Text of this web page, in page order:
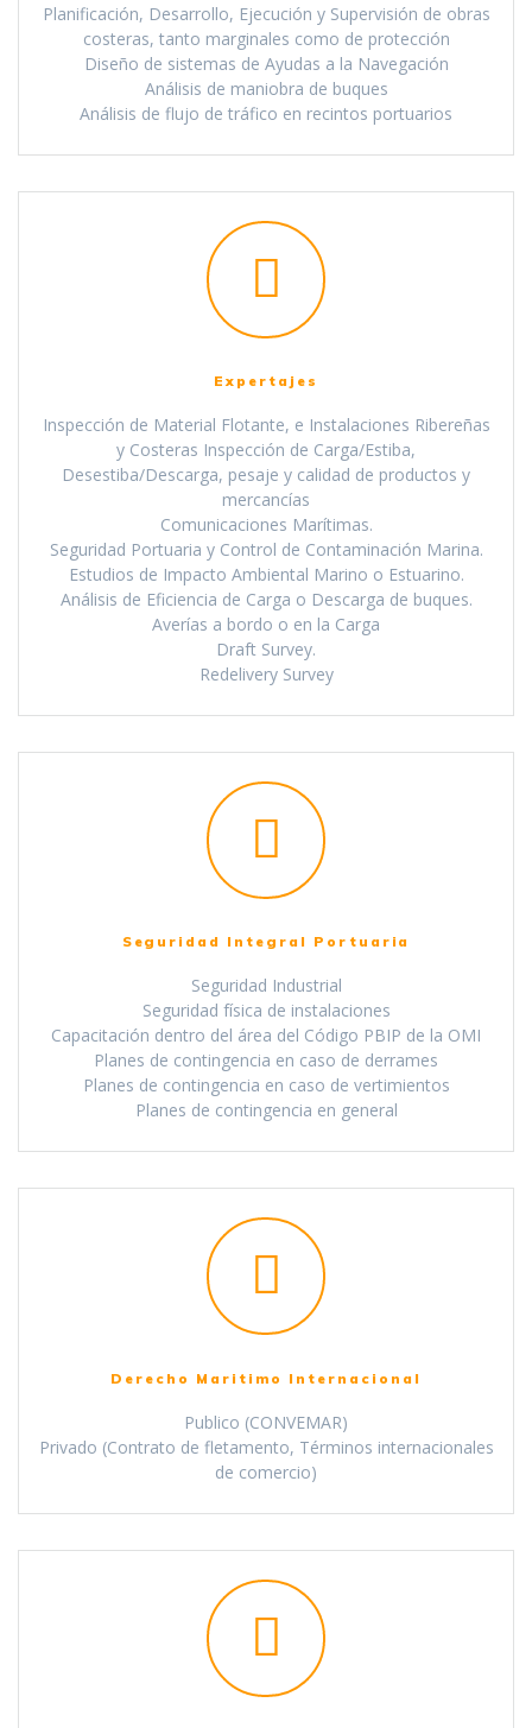
Planificación, Desarrollo, Ejecución y Supervisión de obras
costeras, tanto marginales como de protección
Diseño de sistemas de Ayudas a la Navegación
Análisis de maniobra de buques
Análisis de flujo de tráfico en recintos portuarios
Expertajes
Inspección de Material Flotante, e Instalaciones Ribereñas
y Costeras Inspección de Carga/Estiba,
Desestiba/Descarga, pesaje y calidad de productos y
mercancías
Comunicaciones Marítimas.
Seguridad Portuaria y Control de Contaminación Marina.
Estudios de Impacto Ambiental Marino o Estuarino.
Análisis de Eficiencia de Carga o Descarga de buques.
Averías a bordo o en la Carga
Draft Survey.
Redelivery Survey
Seguridad Integral Portuaria
Seguridad Industrial
Seguridad física de instalaciones
Capacitación dentro del área del Código PBIP de la OMI
Planes de contingencia en caso de derrames
Planes de contingencia en caso de vertimientos
Planes de contingencia en general
Derecho Maritimo Internacional
Publico (CONVEMAR)
Privado (Contrato de fletamento, Términos internacionales
de comercio)